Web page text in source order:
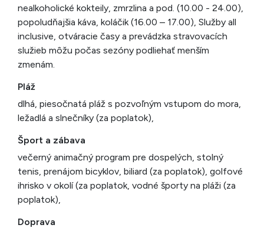
nealkoholické kokteily, zmrzlina a pod. (10.00 - 24.00),
popoludňajšia káva, koláčik (16.00 – 17.00), Služby all
inclusive, otváracie časy a prevádzka stravovacích
služieb môžu počas sezóny podliehať menším
zmenám.
Pláž
dlhá, piesočnatá pláž s pozvoľným vstupom do mora,
ležadlá a slnečníky (za poplatok),
Šport a zábava
večerný animačný program pre dospelých, stolný
tenis, prenájom bicyklov, biliard (za poplatok), golfové
ihrisko v okolí (za poplatok, vodné športy na pláži (za
poplatok),
Doprava